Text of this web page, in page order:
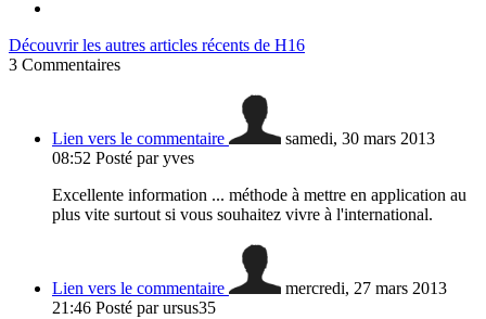
Découvrir les autres articles récents de H16
3 Commentaires
Lien vers le commentaire
samedi, 30 mars 2013
08:52 Posté par yves
Excellente information ... méthode à mettre en application au
plus vite surtout si vous souhaitez vivre à l'international.
Lien vers le commentaire
mercredi, 27 mars 2013
21:46 Posté par ursus35